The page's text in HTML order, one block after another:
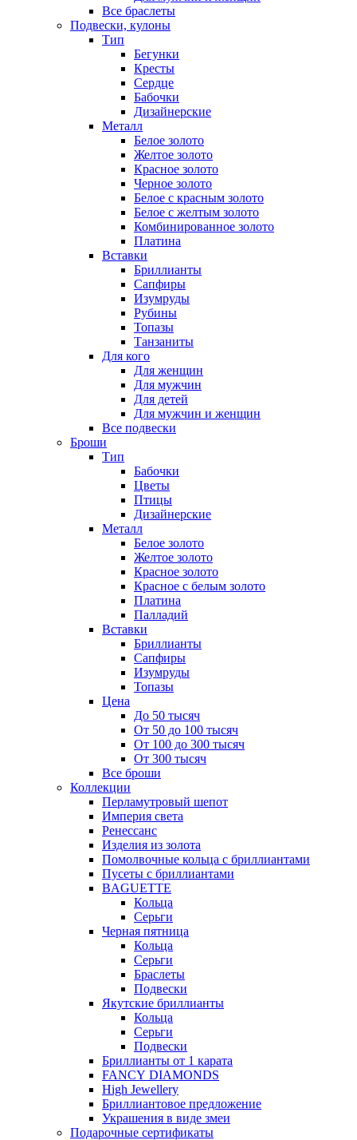
Все браслеты
Подвески, кулоны
Тип
Бегунки
Кресты
Сердце
Бабочки
Дизайнерские
Металл
Белое золото
Желтое золото
Красное золото
Черное золото
Белое с красным золото
Белое с желтым золото
Комбинированное золото
Платина
Вставки
Бриллианты
Сапфиры
Изумруды
Рубины
Топазы
Танзаниты
Для кого
Для женщин
Для мужчин
Для детей
Для мужчин и женщин
Все подвески
Броши
Тип
Бабочки
Цветы
Птицы
Дизайнерские
Металл
Белое золото
Желтое золото
Красное золото
Красное с белым золото
Платина
Палладий
Вставки
Бриллианты
Сапфиры
Изумруды
Топазы
Цена
До 50 тысяч
От 50 до 100 тысяч
От 100 до 300 тысяч
От 300 тысяч
Все броши
Коллекции
Перламутровый шепот
Империя света
Ренессанс
Изделия из золота
Помолвочные кольца с бриллиантами
Пусеты с бриллиантами
BAGUETTE
Кольца
Серьги
Черная пятница
Кольца
Серьги
Браслеты
Подвески
Якутские бриллианты
Кольца
Серьги
Подвески
Бриллианты от 1 карата
FANCY DIAMONDS
High Jewellery
Бриллиантовое предложение
Украшения в виде змеи
Подарочные сертификаты